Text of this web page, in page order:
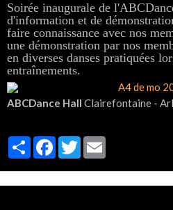
Soirée inaugurale de
d'information et de
faire connaissance avec nos
une démonstration par nos
en diverses danses pratiquées
entraînements.
ABCDance Hall Clairefontaine -
PartagerFacebook
Twitter